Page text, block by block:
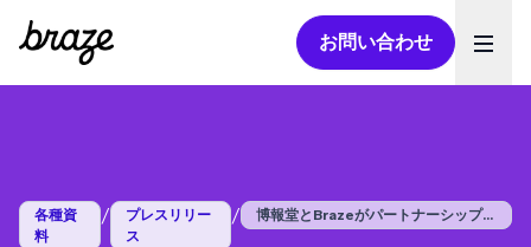
お問い合わせ
各種資
料
/
プレスリリー
ス
/ 博報堂とBrazeがパートナーシップ契約...